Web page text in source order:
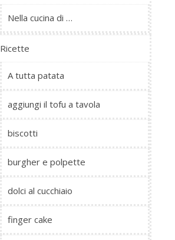
Nella cucina di …
Ricette
A tutta patata
aggiungi il tofu a tavola
biscotti
burgher e polpette
dolci al cucchiaio
finger cake